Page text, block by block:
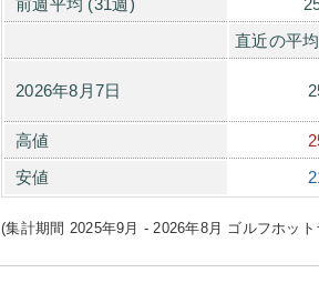
直近の平
2026年8月7日
高値
安値
(集計期間 2025年9月 - 2026年8月 ゴルフホッ